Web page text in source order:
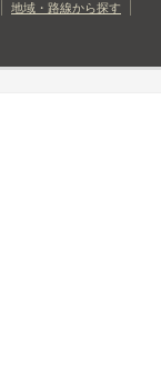
地域・路線から探す